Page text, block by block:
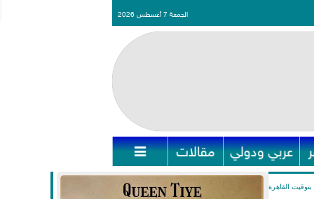
الجمعة 7 أغسطس 2026
عربي ودولي مقالات 
بتوقيت القاهرة